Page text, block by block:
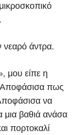
νεαρό άντρα.
μου είπε η
Αποφάσισα πως
να
βαθιά ανάσα
πορτοκαλί